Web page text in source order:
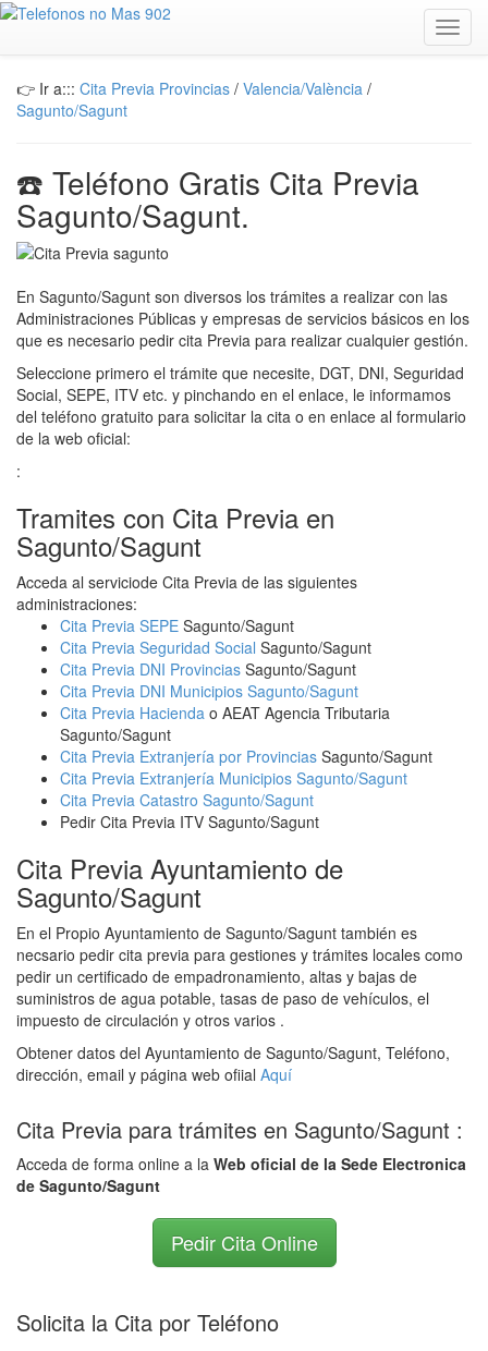
👉 Ir a::: Cita Previa Provincias / Valencia/València /
Sagunto/Sagunt
☎️ Teléfono Gratis Cita Previa
Sagunto/Sagunt.
En Sagunto/Sagunt son diversos los trámites a realizar con las
Administraciones Públicas y empresas de servicios básicos en los
que es necesario pedir cita Previa para realizar cualquier gestión.
Seleccione primero el trámite que necesite, DGT, DNI, Seguridad
Social, SEPE, ITV etc. y pinchando en el enlace, le informamos
del teléfono gratuito para solicitar la cita o en enlace al formulario
de la web oficial:
:
Tramites con Cita Previa en
Sagunto/Sagunt
Acceda al serviciode Cita Previa de las siguientes
administraciones:
Cita Previa SEPE Sagunto/Sagunt
Cita Previa Seguridad Social Sagunto/Sagunt
Cita Previa DNI Provincias Sagunto/Sagunt
Cita Previa DNI Municipios Sagunto/Sagunt
Cita Previa Hacienda o AEAT Agencia Tributaria
Sagunto/Sagunt
Cita Previa Extranjería por Provincias Sagunto/Sagunt
Cita Previa Extranjería Municipios Sagunto/Sagunt
Cita Previa Catastro Sagunto/Sagunt
Pedir Cita Previa ITV Sagunto/Sagunt
Cita Previa Ayuntamiento de
Sagunto/Sagunt
En el Propio Ayuntamiento de Sagunto/Sagunt también es
necsario pedir cita previa para gestiones y trámites locales como
pedir un certificado de empadronamiento, altas y bajas de
suministros de agua potable, tasas de paso de vehículos, el
impuesto de circulación y otros varios .
Obtener datos del Ayuntamiento de Sagunto/Sagunt, Teléfono,
dirección, email y página web ofiial Aquí
Cita Previa para trámites en Sagunto/Sagunt :
Acceda de forma online a la Web oficial de la Sede Electronica
de Sagunto/Sagunt
Pedir Cita Online
Solicita la Cita por Teléfono